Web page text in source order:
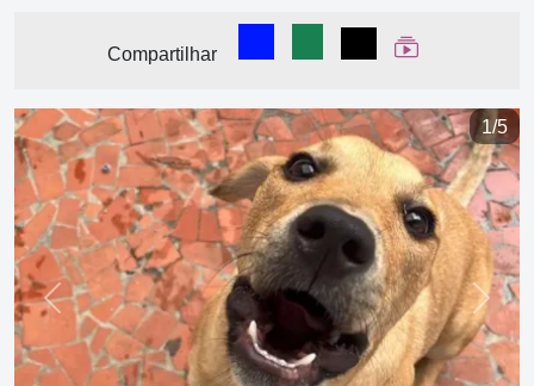
Compartilhar
Compartilhar no Facebook
Compartilhar no
Compartilhar
Ver Web Story
1/5
Previous Next